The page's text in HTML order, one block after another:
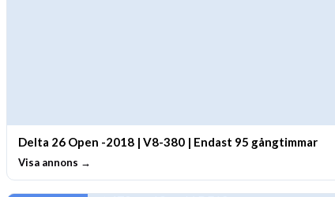
Delta 26 Open -2018 | V8-380 | Endast 95 gångtimmar
Visa annons →